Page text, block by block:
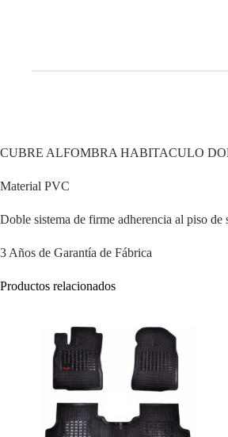
CUBRE ALFOMBRA HABITACULO
Material PVC
Doble sistema de firme adherencia al piso
3 Años de Garantía de Fábrica
Productos relacionados